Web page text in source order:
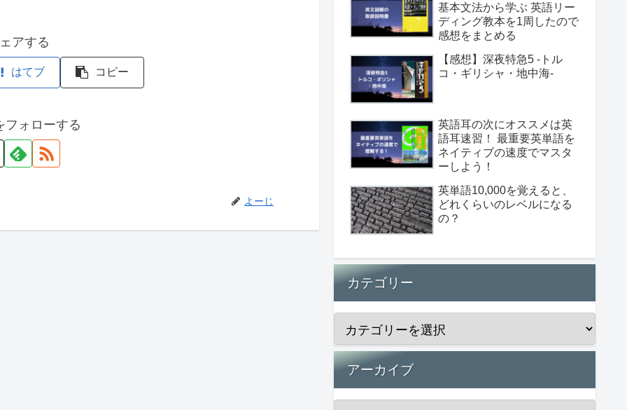
アする
はてブ コピー
フォローする
よーじ
基本文法から学ぶ 英語リー
ディング教本を1周したので
感想をまとめる
【感想】深夜特急5 -トル
コ・ギリシャ・地中海-
英語耳の次にオススメは英
語耳速習！ 最重要英単語を
ネイティブの速度でマスタ
ーしよう！
英単語10,000を覚えると、
どれくらいのレベルになる
の？
カテゴリー
アーカイブ